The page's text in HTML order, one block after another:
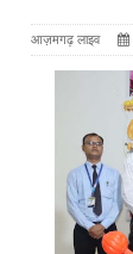
आज़मगढ़ लाइव